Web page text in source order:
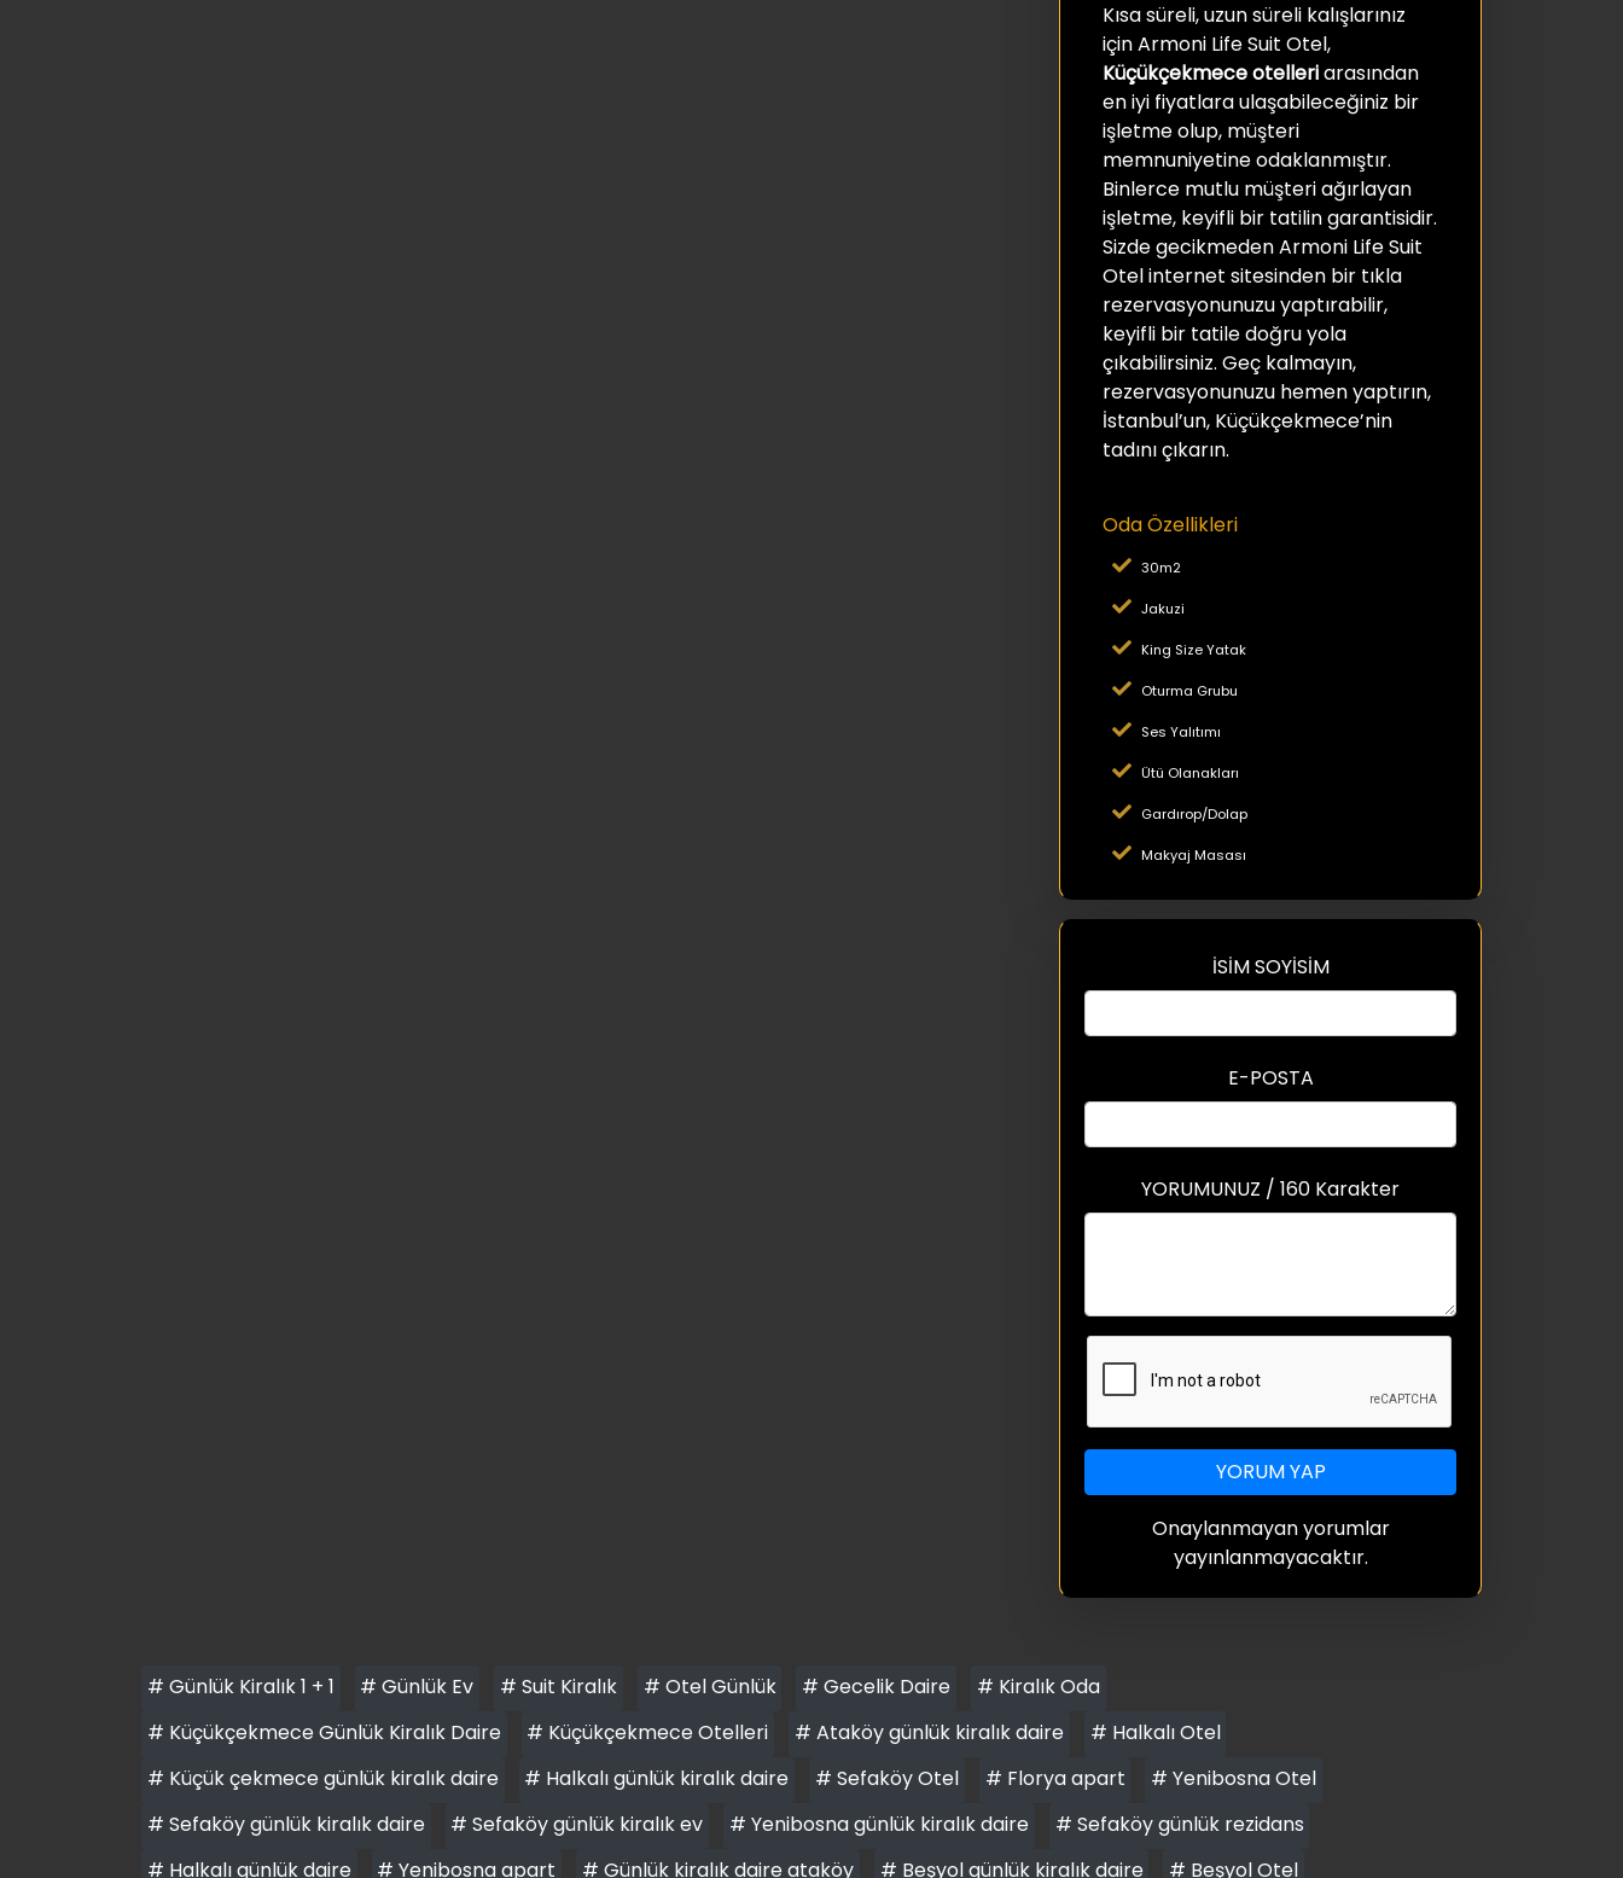
Kısa süreli, uzun süreli kalışlarınız
için Armoni Life Suit Otel,
Küçükçekmece otelleriarasından
en iyi fiyatlara ulaşabileceğiniz bir
işletme olup, müşteri
memnuniyetine odaklanmıştır.
Binlerce mutlu müşteri ağırlayan
işletme, keyifli bir tatilin garantisidir.
Sizde gecikmeden Armoni Life Suit
Otel internet sitesinden bir tıkla
rezervasyonunuzu yaptırabilir,
keyifli bir tatile doğru yola
çıkabilirsiniz. Geç kalmayın,
rezervasyonunuzu hemen yaptırın,
İstanbul’un, Küçükçekmece’nin
tadını çıkarın.
Oda Özellikleri
30m2
Jakuzi
King Size Yatak
Oturma Grubu
Ses Yalıtımı
Ütü Olanakları
Gardırop/Dolap
Makyaj Masası
İSİM SOYİSİM
E-POSTA
YORUMUNUZ / 160 Karakter
YORUM YAP
Onaylanmayan yorumlar
yayınlanmayacaktır.
# Günlük Kiralık 1 + 1 # Günlük Ev # Suit Kiralık # Otel Günlük # Gecelik Daire
# Kiralık Oda
# Küçükçekmece Günlük Kiralık Daire
# Küçükçekmece Otelleri # Ataköy günlük kiralık daire
# Halkalı Otel
# Küçük çekmece günlük kiralık daire
# Halkalı günlük kiralık daire # Sefaköy Otel # Florya apart
# Yenibosna Otel
# Sefaköy günlük kiralık daire
# Sefaköy günlük kiralık ev # Yenibosna günlük kiralık daire
# Sefaköy günlük rezidans
# Halkalı günlük daire
# Yenibosna apart # Günlük kiralık daire ataköy # Beşyol günlük kiralık daire # Beşyol Otel